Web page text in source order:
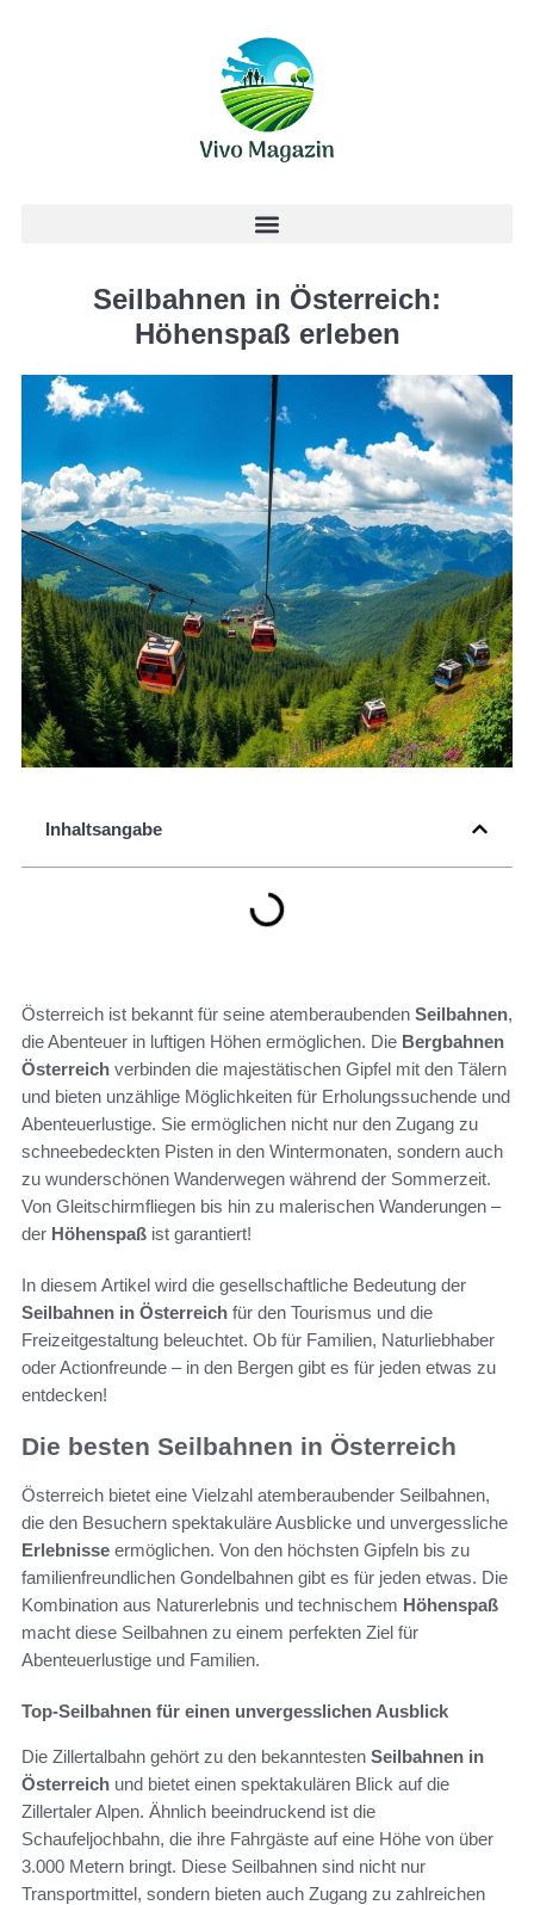
Seilbahnen in Österreich:
Höhenspaß erleben
Inhaltsangabe
Österreich ist bekannt für seine atemberaubenden Seilbahnen,
die Abenteuer in luftigen Höhen ermöglichen. Die Bergbahnen
Österreich verbinden die majestätischen Gipfel mit den Tälern
und bieten unzählige Möglichkeiten für Erholungssuchende und
Abenteuerlustige. Sie ermöglichen nicht nur den Zugang zu
schneebedeckten Pisten in den Wintermonaten, sondern auch
zu wunderschönen Wanderwegen während der Sommerzeit.
Von Gleitschirmfliegen bis hin zu malerischen Wanderungen –
der Höhenspaß ist garantiert!
In diesem Artikel wird die gesellschaftliche Bedeutung der
Seilbahnen in Österreich für den Tourismus und die
Freizeitgestaltung beleuchtet. Ob für Familien, Naturliebhaber
oder Actionfreunde – in den Bergen gibt es für jeden etwas zu
entdecken!
Die besten Seilbahnen in Österreich
Österreich bietet eine Vielzahl atemberaubender Seilbahnen,
die den Besuchern spektakuläre Ausblicke und unvergessliche
Erlebnisse ermöglichen. Von den höchsten Gipfeln bis zu
familienfreundlichen Gondelbahnen gibt es für jeden etwas. Die
Kombination aus Naturerlebnis und technischem Höhenspaß
macht diese Seilbahnen zu einem perfekten Ziel für
Abenteuerlustige und Familien.
Top-Seilbahnen für einen unvergesslichen Ausblick
Die Zillertalbahn gehört zu den bekanntesten Seilbahnen in
Österreich und bietet einen spektakulären Blick auf die
Zillertaler Alpen. Ähnlich beeindruckend ist die
Schaufeljochbahn, die ihre Fahrgäste auf eine Höhe von über
3.000 Metern bringt. Diese Seilbahnen sind nicht nur
Transportmittel, sondern bieten auch Zugang zu zahlreichen